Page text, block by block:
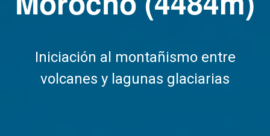
Iniciación al montañismo entre
volcanes y lagunas glaciarias